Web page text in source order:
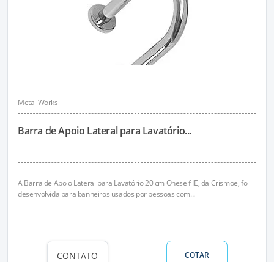
Metal Works
Barra de Apoio Lateral para Lavatório...
A Barra de Apoio Lateral para Lavatório 20 cm Oneself IE, da Crismoe, foi
desenvolvida para banheiros usados por pessoas com...
CONTATO COTAR